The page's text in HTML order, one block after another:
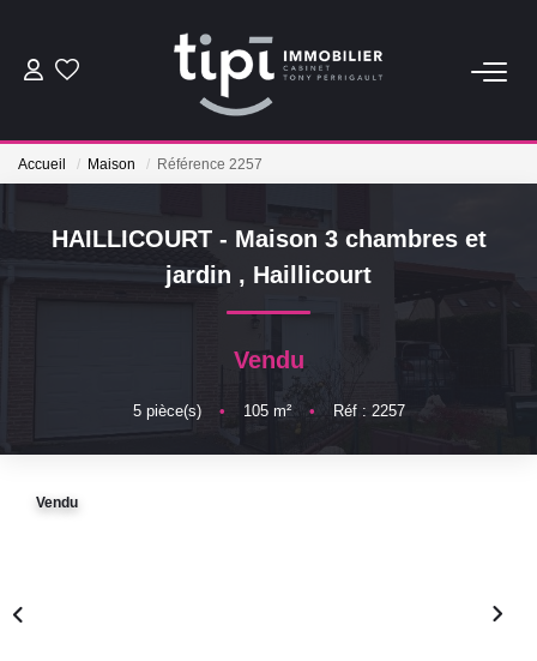
ACHETER
Nos Biens Locations
Nos Biens Loués
VENDRE
Accueil Maison Référence 2257
HAILLICOURT - Maison 3 chambres et
jardin , Haillicourt
Vendu
5pièce(s) • 105m² • Réf : 2257
Vendu